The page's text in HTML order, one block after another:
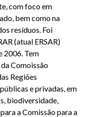
com foco em
bem como na
resíduos. Foi
(atual ERSAR)
2006. Tem
Comoissão
Regiões
e privadas, em
biodiversidade,
a Comissão para a